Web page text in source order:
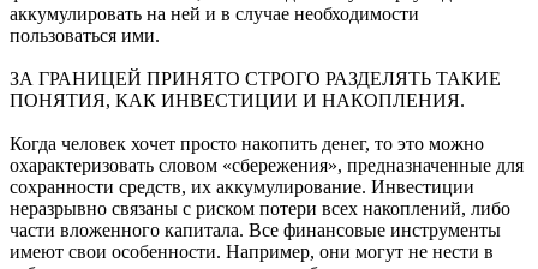
аккумулировать на ней и в случае необходимости
пользоваться ими.
ЗА ГРАНИЦЕЙ ПРИНЯТО СТРОГО РАЗДЕЛЯТЬ ТАКИЕ
ПОНЯТИЯ, КАК ИНВЕСТИЦИИ И НАКОПЛЕНИЯ.
Когда человек хочет просто накопить денег, то это можно
охарактеризовать словом «сбережения», предназначенные для
сохранности средств, их аккумулирование. Инвестиции
неразрывно связаны с риском потери всех накоплений, либо
части вложенного капитала. Все финансовые инструменты
имеют свои особенности. Например, они могут не нести в